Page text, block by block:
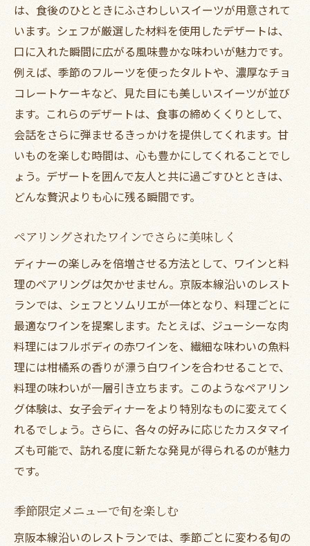
は、食後のひとときにふさわしいスイーツが用意されて
います。シェフが厳選した材料を使用したデザートは、
口に入れた瞬間に広がる風味豊かな味わいが魅力です。
例えば、季節のフルーツを使ったタルトや、濃厚なチョ
コレートケーキなど、見た目にも美しいスイーツが並び
ます。これらのデザートは、食事の締めくくりとして、
会話をさらに弾ませるきっかけを提供してくれます。甘
いものを楽しむ時間は、心も豊かにしてくれることでし
ょう。デザートを囲んで友人と共に過ごすひとときは、
どんな贅沢よりも心に残る瞬間です。
ペアリングされたワインでさらに美味しく
ディナーの楽しみを倍増させる方法として、ワインと料
理のペアリングは欠かせません。京阪本線沿いのレスト
ランでは、シェフとソムリエが一体となり、料理ごとに
最適なワインを提案します。たとえば、ジューシーな肉
料理にはフルボディの赤ワインを、繊細な味わいの魚料
理には柑橘系の香りが漂う白ワインを合わせることで、
料理の味わいが一層引き立ちます。このようなペアリン
グ体験は、女子会ディナーをより特別なものに変えてく
れるでしょう。さらに、各々の好みに応じたカスタマイ
ズも可能で、訪れる度に新たな発見が得られるのが魅力
です。
季節限定メニューで旬を楽しむ
京阪本線沿いのレストランでは、季節ごとに変わる旬の